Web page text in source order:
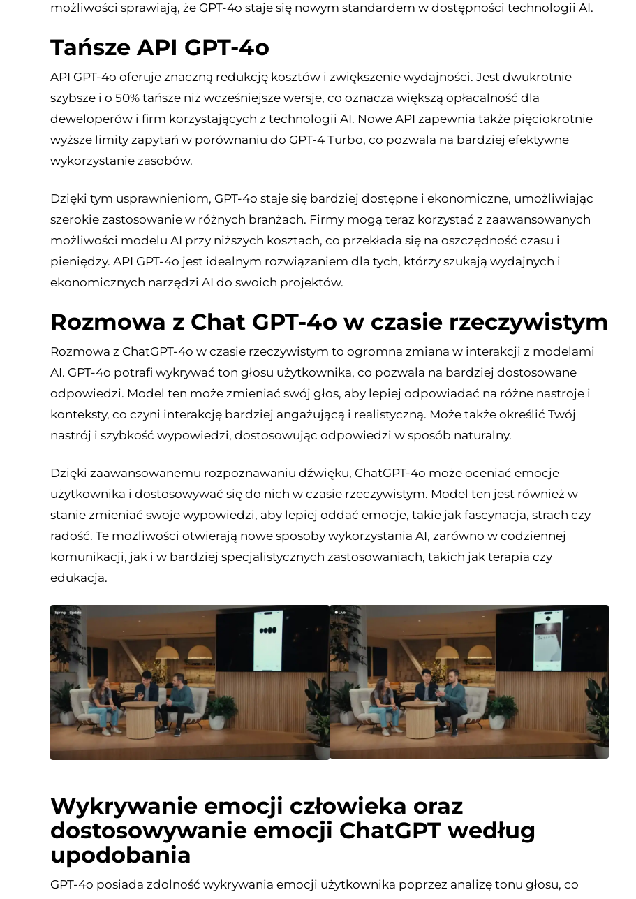
możliwości sprawiają, że GPT-4o staje się nowym standardem w dostępności technologii AI.
Tańsze API GPT-4o
API GPT-4o oferuje znaczną redukcję kosztów i zwiększenie wydajności. Jest dwukrotnie
szybsze i o 50% tańsze niż wcześniejsze wersje, co oznacza większą opłacalność dla
deweloperów i firm korzystających z technologii AI. Nowe API zapewnia także pięciokrotnie
wyższe limity zapytań w porównaniu do GPT-4 Turbo, co pozwala na bardziej efektywne
wykorzystanie zasobów.
Dzięki tym usprawnieniom, GPT-4o staje się bardziej dostępne i ekonomiczne, umożliwiając
szerokie zastosowanie w różnych branżach. Firmy mogą teraz korzystać z zaawansowanych
możliwości modelu AI przy niższych kosztach, co przekłada się na oszczędność czasu i
pieniędzy. API GPT-4o jest idealnym rozwiązaniem dla tych, którzy szukają wydajnych i
ekonomicznych narzędzi AI do swoich projektów.
Rozmowa z Chat GPT-4o w czasie rzeczywistym
Rozmowa z ChatGPT-4o w czasie rzeczywistym to ogromna zmiana w interakcji z modelami
AI. GPT-4o potrafi wykrywać ton głosu użytkownika, co pozwala na bardziej dostosowane
odpowiedzi. Model ten może zmieniać swój głos, aby lepiej odpowiadać na różne nastroje i
konteksty, co czyni interakcję bardziej angażującą i realistyczną. Może także określić Twój
nastrój i szybkość wypowiedzi, dostosowując odpowiedzi w sposób naturalny.
Dzięki zaawansowanemu rozpoznawaniu dźwięku, ChatGPT-4o może oceniać emocje
użytkownika i dostosowywać się do nich w czasie rzeczywistym. Model ten jest również w
stanie zmieniać swoje wypowiedzi, aby lepiej oddać emocje, takie jak fascynacja, strach czy
radość. Te możliwości otwierają nowe sposoby wykorzystania AI, zarówno w codziennej
komunikacji, jak i w bardziej specjalistycznych zastosowaniach, takich jak terapia czy
edukacja.
Wykrywanie emocji człowieka oraz
dostosowywanie emocji ChatGPT według
upodobania
GPT-4o posiada zdolność wykrywania emocji użytkownika poprzez analizę tonu głosu, co